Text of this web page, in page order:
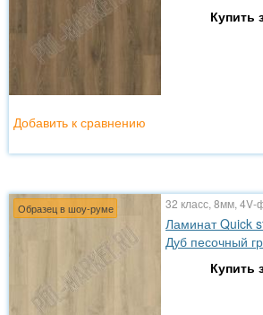
Купить
Добавить к сравнению
Образец в шоу-руме 32 класс, 8мм, 4V-
Ламинат Quick
Дуб песочный
Купить